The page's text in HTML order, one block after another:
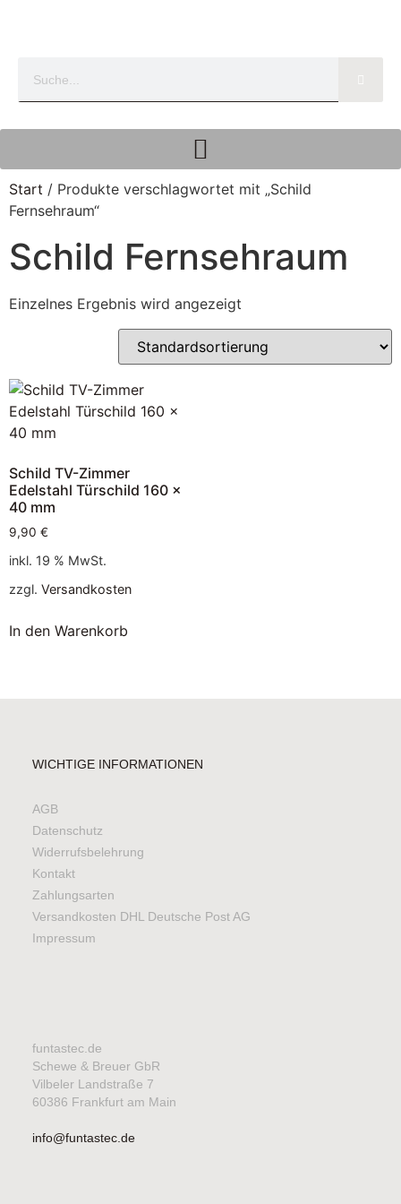
Start / Produkte verschlagwortet mit „Schild
Fernsehraum“
Schild Fernsehraum
Einzelnes Ergebnis wird angezeigt
Schild TV-Zimmer
Edelstahl Türschild 160 x
40 mm
9,90 €
inkl. 19 % MwSt.
zzgl. Versandkosten
In den Warenkorb
WICHTIGE INFORMATIONEN
AGB
Datenschutz
Widerrufsbelehrung
Kontakt
Zahlungsarten
Versandkosten DHL Deutsche Post AG
Impressum
funtastec.de
Schewe & Breuer GbR
Vilbeler Landstraße 7
60386 Frankfurt am Main
info@funtastec.de